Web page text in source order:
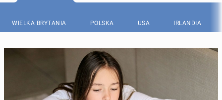
WIELKA BRYTANIA POLSKA USA IRLANDIA